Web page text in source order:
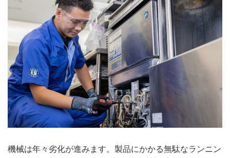
機械は年々劣化が進みます。製品にかかる無駄なランニン